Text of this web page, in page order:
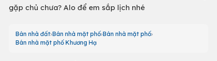
gặp chủ chưa? Alo để em sắp lịch nhé
Bán nhà đất Bán nhà mặt phố Bán nhà mặt phố
Bán nhà mặt phố Khương Hạ